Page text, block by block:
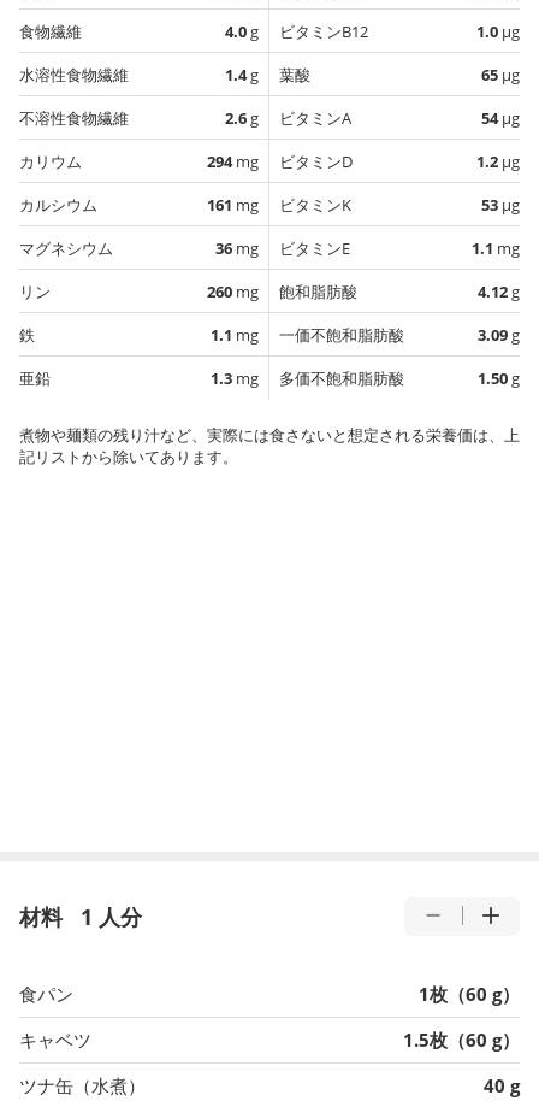
食物繊維
4.0g
水溶性食物繊維
1.4g
不溶性食物繊維
2.6g
カリウム
294mg
カルシウム
161 mg
マグネシウム
36 mg
リン
260 mg
鉄
1.1 mg
亜鉛
1.3 mg
ビタミンB12
1.0 µg
葉酸
65 µg
ビタミンA
54µg
ビタミンD
1.2 µg
ビタミンK
53 µg
ビタミンE
1.1 mg
飽和脂肪酸
4.12g
一価不飽和脂肪酸
3.09g
多価不飽和脂肪酸
1.50g
煮物や麺類の残り汁など、実際には食さないと想定される栄養価は、上
記リストから除いてあります。
材料 1 人分
食パン
1枚（60 g）
キャベツ
1.5枚（60 g）
ツナ缶（水煮）
40 g